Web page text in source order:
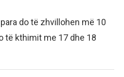
do të zhvillohen më 10
të kthimit me 17 dhe 18